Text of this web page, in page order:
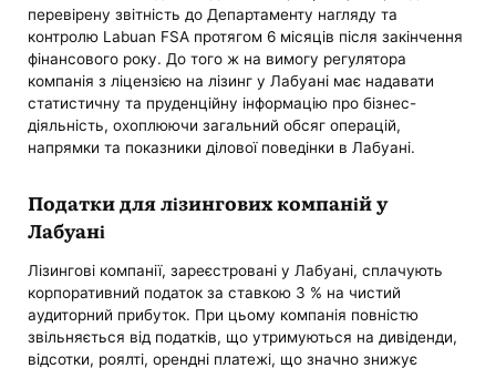
перевірену звітність до Департаменту нагляду та
контролю Labuan FSA протягом 6 місяців після закінчення
фінансового року. До того ж на вимогу регулятора
компанія з ліцензією на лізинг у Лабуані має надавати
статистичну та пруденційну інформацію про бізнес-
діяльність, охоплюючи загальний обсяг операцій,
напрямки та показники ділової поведінки в Лабуані.
Податки для лізингових компаній у
Лабуані
Лізингові компанії, зареєстровані у Лабуані, сплачують
корпоративний податок за ставкою 3 % на чистий
аудиторний прибуток. При цьому компанія повністю
звільняється від податків, що утримуються на дивіденди,
відсотки, роялті, орендні платежі, що значно знижує